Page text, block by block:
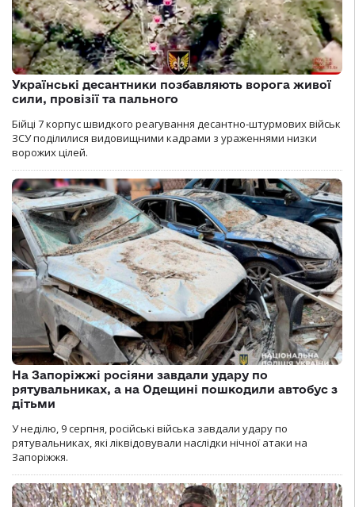
Українські десантники позбавляють ворога живої
сили, провізії та пального
Бійці 7 корпус швидкого реагування десантно-штурмових військ
ЗСУ поділилися видовищними кадрами з ураженнями низки
ворожих цілей.
На Запоріжжі росіяни завдали удару по
рятувальниках, а на Одещині пошкодили автобус з
дітьми
У неділю, 9 серпня, російські війська завдали удару по
рятувальниках, які ліквідовували наслідки нічної атаки на
Запоріжжя.